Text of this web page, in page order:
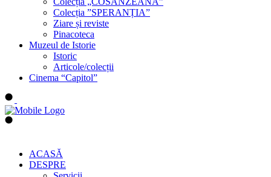
Colecția ”SPERANȚIA”
Ziare și reviste
Pinacoteca
Muzeul de Istorie
Istoric
Articole/colecții
Cinema “Capitol”
ACASĂ
DESPRE